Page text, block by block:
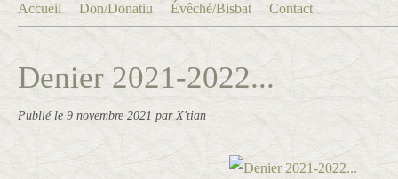
Accueil Don/Donatiu Évêché/Bisbat Contact
Denier 2021-2022...
Publié le 9 novembre 2021 par X'tian